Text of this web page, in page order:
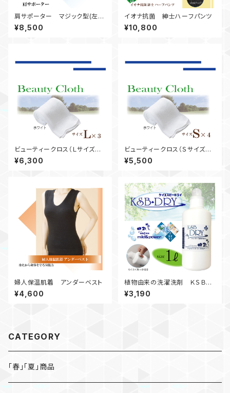
肩サポーター マジック型(左右
兼用)
¥8,500
イオナ抗菌 紳士ハーフパンツ
¥10,800
ビューティークロス（Ｌサイズ３
本セット）白
¥6,300
ビューティークロス（Ｓサイズ４
本セット）白
¥5,500
婦人保温肌着 アンダーベスト
¥4,600
植物由来の洗濯洗剤 ＫＳＢド
ライ １リットル
¥3,190
CATEGORY
「春」「夏」商品